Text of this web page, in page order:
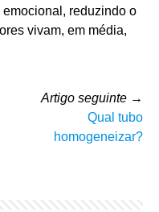
reduzindo o
vivam, em média,
Artigo seguinte →
Qual tubo
homogeneizar?